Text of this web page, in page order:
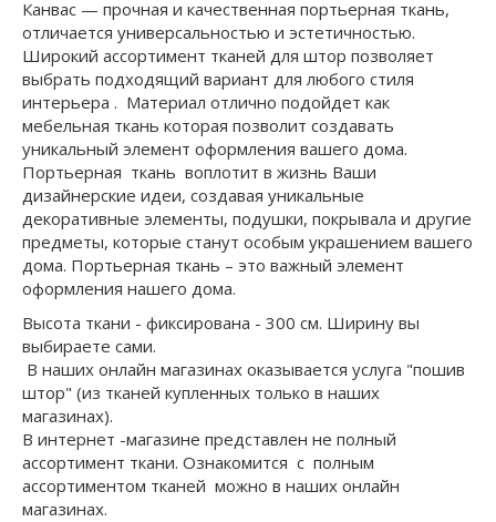
Канвас — прочная и качественная портьерная ткань,
отличается универсальностью и эстетичностью.
Широкий ассортимент тканей для штор позволяет
выбрать подходящий вариант для любого стиля
интерьера . Материал отлично подойдет как
мебельная ткань которая позволит создавать
уникальный элемент оформления вашего дома.
Портьерная ткань воплотит в жизнь Ваши
дизайнерские идеи, создавая уникальные
декоративные элементы, подушки, покрывала и другие
предметы, которые станут особым украшением вашего
дома. Портьерная ткань – это важный элемент
оформления нашего дома.
Высота ткани - фиксирована - 300 см. Ширину вы
выбираете сами.
В наших онлайн магазинах оказывается услуга "пошив
штор" (из тканей купленных только в наших
магазинах).
В интернет -магазине представлен не полный
ассортимент ткани. Ознакомится с полным
ассортиментом тканей можно в наших онлайн
магазинах.